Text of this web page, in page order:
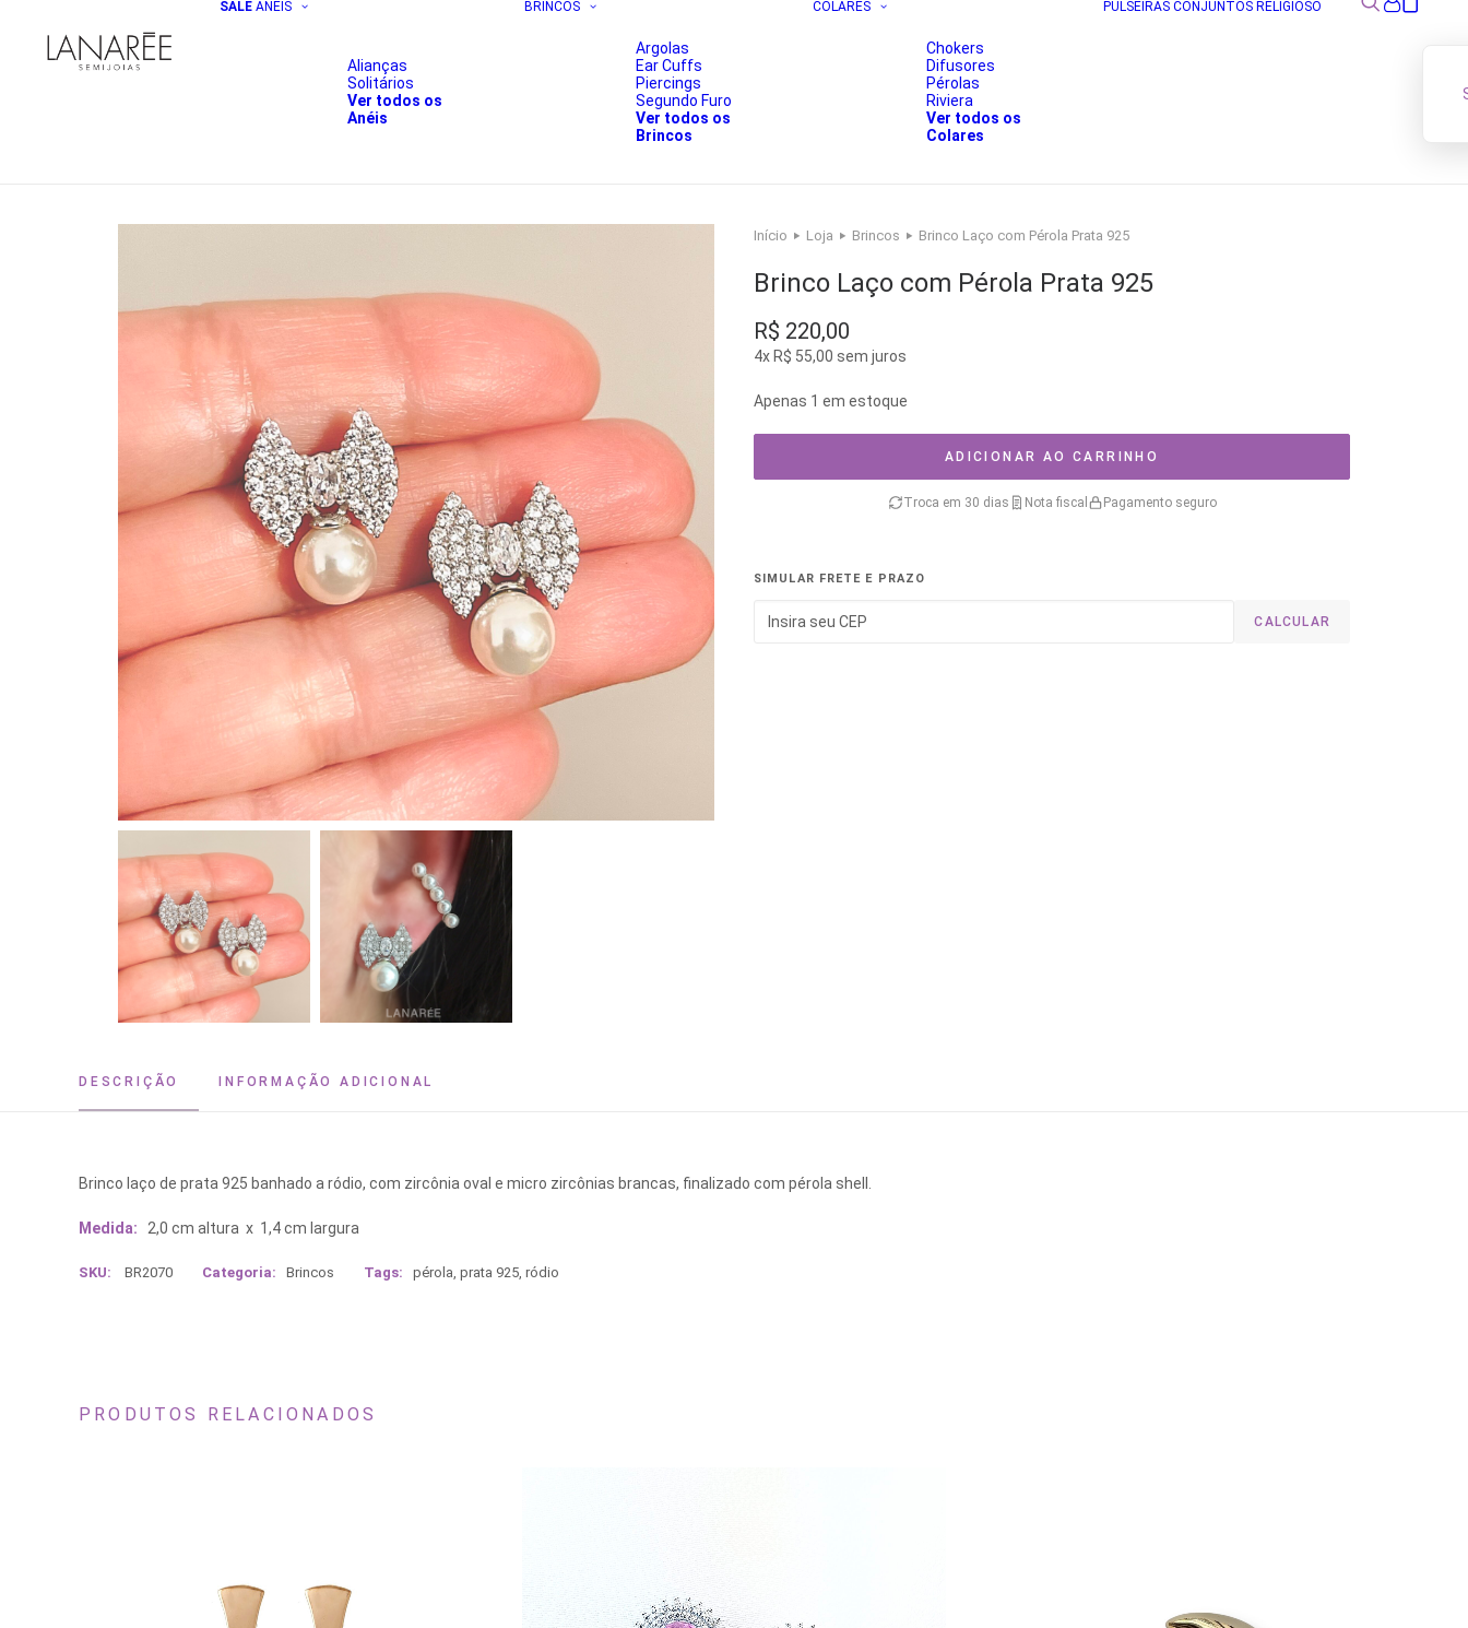
SALE ANÉIS
Alianças
Solitários
Ver todos os
Anéis
BRINCOS
Argolas
Ear Cuffs
Piercings
Segundo Furo
Ver todos os
Brincos
COLARES
Chokers
Difusores
Pérolas
Riviera
Ver todos os
Colares
PULSEIRAS CONJUNTOS RELIGIOSO
Início Loja Brincos Brinco Laço com Pérola Prata 925
Brinco Laço com Pérola Prata 925
R$ 220,00
4x R$ 55,00 sem juros
Apenas 1 em estoque
ADICIONAR AO CARRINHO
Troca em 30 dias Nota fiscal Pagamento seguro
SIMULAR FRETE E PRAZO
CALCULAR
DESCRIÇÃO INFORMAÇÃO ADICIONAL
Brinco laço de prata 925 banhado a ródio, com zircônia oval e micro zircônias brancas, finalizado com pérola shell.
Medida: 2,0 cm altura x 1,4 cm largura
SKU: BR2070 Categoria: Brincos Tags: pérola, prata 925, ródio
PRODUTOS RELACIONADOS